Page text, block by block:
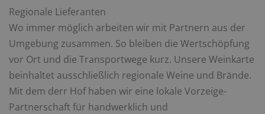
Regionale Lieferanten
Wo immer möglich arbeiten wir mit Partnern aus der
Umgebung zusammen. So bleiben die Wertschöpfung
vor Ort und die Transportwege kurz. Unsere Weinkarte
beinhaltet ausschließlich regionale Weine und Brände.
Mit dem derr Hof haben wir eine lokale Vorzeige-
Partnerschaft für handwerklich und